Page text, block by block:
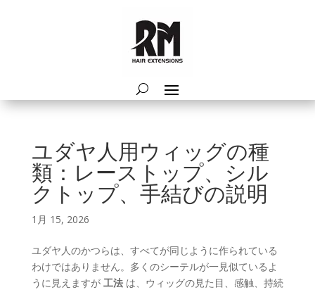
ユダヤ人用ウィッグの種
類：レーストップ、シル
クトップ、手結びの説明
1月 15, 2026
ユダヤ人のかつらは、すべてが同じように作られている
わけではありません。多くのシーテルが一見似ているよ
うに見えますが 工法は、ウィッグの見た目、感触、持続